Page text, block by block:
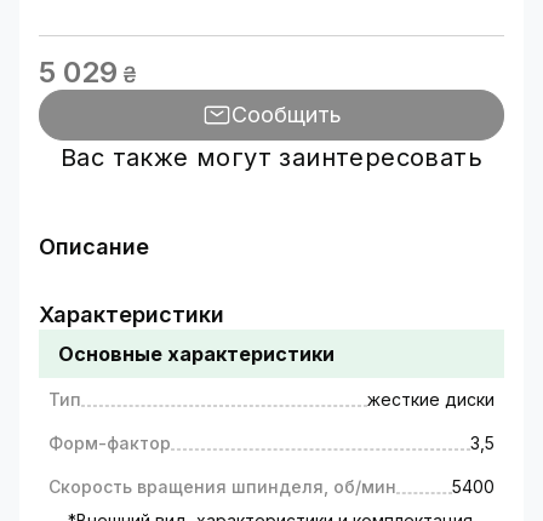
5 029 ₴
Сообщить
Вас также могут заинтересовать
Описание
4ТБ используют при построении систем
видеонаблюдения, а также для формирования
домашних серверов.
Эта серия WD накопителей специально
разработана для круглосуточной
(беспрерывной) работы в условиях
Накопители Western Digital Purple
обеспечивают отличное качество записи и
Характеристики
Основные характеристики
Тип жесткие диски
Форм-фактор 3,5
Скорость вращения шпинделя, об/мин
5400